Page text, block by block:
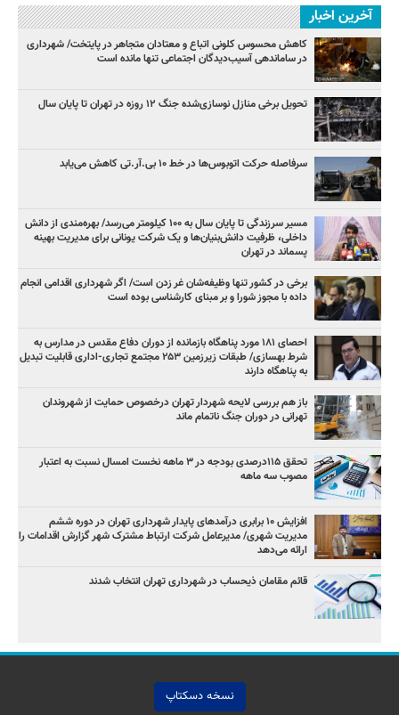
آخرین اخبار
کاهش محسوس کلونی اتباع و معتادان متجاهر در پایتخت/ شهرداری
در ساماندهی آسیب‌دیدگان اجتماعی تنها مانده است
تحویل برخی منازل نوسازی‌شده جنگ ۱۲ روزه در تهران تا پایان سال
سرفاصله حرکت اتوبوس‌ها در خط ۱۰ بی‌.آر.تی کاهش می‌یابد
مسیر سرزندگی تا پایان سال به ۱۰۰ کیلومتر می‌رسد/ بهره‌مندی از دانش
داخلی، ظرفیت دانش‌بنیان‌ها و یک شرکت یونانی برای مدیریت بهینه
پسماند در تهران
برخی در کشور تنها وظیفه‌شان غر زدن است/ اگر شهرداری اقدامی انجام
داده با مجوز شورا و بر مبنای کارشناسی بوده است
احصای ۱۸۱ مورد پناهگاه بازمانده از دوران دفاع مقدس در مدارس به
شرط بهسازی/ طبقات زیرزمین ۲۵۳ مجتمع تجاری-اداری قابلیت تبدیل
به پناهگاه دارند
باز هم بررسی لایحه شهردار تهران درخصوص حمایت از شهروندان
تهرانی در دوران جنگ ناتمام ماند
تحقق ۱۱۵درصدی بودجه در ۳ ماهه نخست امسال نسبت به اعتبار
مصوب سه ماهه
افزایش ۱۰ برابری درآمدهای پایدار شهرداری تهران در دوره ششم
مدیریت شهری/ مدیرعامل شرکت ارتباط مشترک شهر گزارش اقدامات را
ارائه می‌دهد
قائم مقامان ذیحساب در شهرداری تهران انتخاب شدند
نسخه دسکتاپ